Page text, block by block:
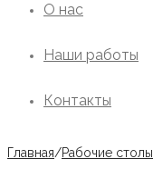
О нас
Наши работы
Контакты
Главная/Рабочие столы